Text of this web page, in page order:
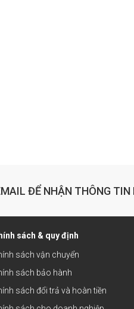
ĐỂ NHẬN THÔNG TIN
sách & quy định
sách vận chuyển
sách bảo hành
sách đổi trả và hoàn tiền